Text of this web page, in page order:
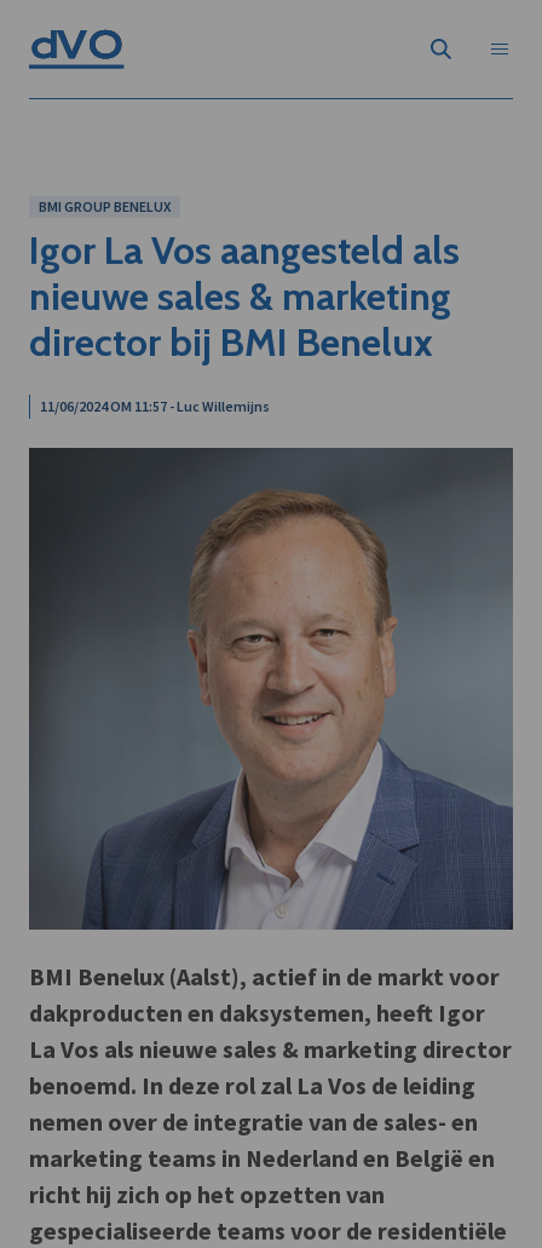
BMI GROUP BENELUX
Igor La Vos aangesteld als
nieuwe sales & marketing
director bij BMI Benelux
11/06/2024 OM 11:57 - Luc Willemijns
BMI Benelux (Aalst), actief in de markt voor
dakproducten en daksystemen, heeft Igor
La Vos als nieuwe sales & marketing director
benoemd. In deze rol zal La Vos de leiding
nemen over de integratie van de sales- en
marketing teams in Nederland en België en
richt hij zich op het opzetten van
gespecialiseerde teams voor de residentiële